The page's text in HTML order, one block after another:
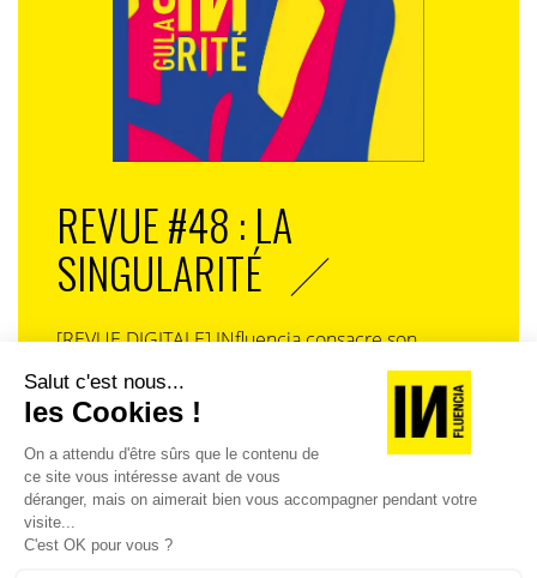
REVUE #48 : LA
SINGULARITÉ
[REVUE DIGITALE] INfluencia consacre son
prochain numéro à une question devenue
centrale dans l’économie contemporaine : Qu’est-
ce que la singularité à l’heure de la
standardisation généralisée ? Ce numéro explore
la singularité là où elle est la plus mise à l’épreuve
: dans l’entreprise, dans la marque, dans les
organisations, dans les choix de gouvernance,